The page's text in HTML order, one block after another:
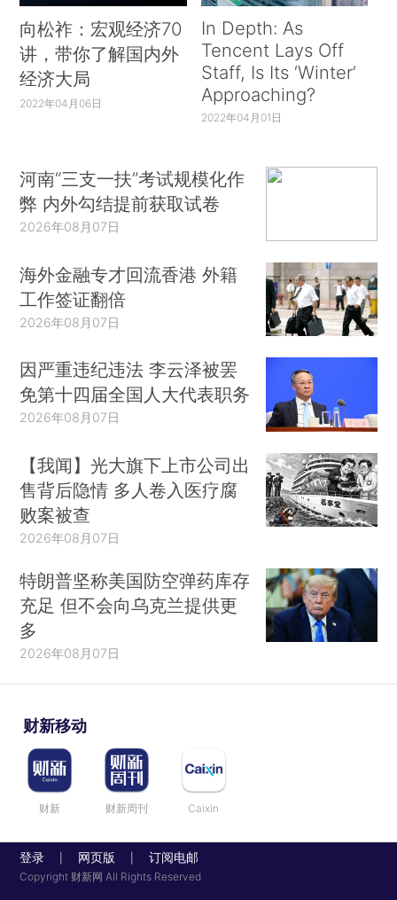
向松祚：宏观经济70
讲，带你了解国内外
经济大局
2022年04月06日
In Depth: As
Tencent Lays Off
Staff, Is Its ‘Winter’
Approaching?
2022年04月01日
河南“三支一扶”考试规模化作
弊 内外勾结提前获取试卷
2026年08月07日
海外金融专才回流香港 外籍
工作签证翻倍
2026年08月07日
因严重违纪违法 李云泽被罢
免第十四届全国人大代表职务
2026年08月07日
【我闻】光大旗下上市公司出
售背后隐情 多人卷入医疗腐
败案被查
2026年08月07日
特朗普坚称美国防空弹药库存
充足 但不会向乌克兰提供更
多
2026年08月07日
财新移动
财新 财新周刊 Caixin
登录 网页版 订阅电邮
Copyright 财新网 All Rights Reserved